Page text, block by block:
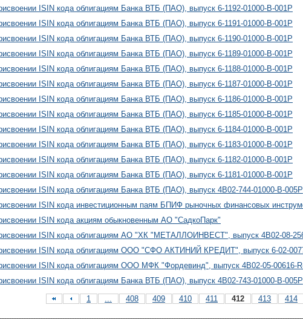
ISIN кода облигациям Банка ВТБ (ПАО), выпуск 6-1192-01000-B-001P
ISIN кода облигациям Банка ВТБ (ПАО), выпуск 6-1191-01000-B-001P
ISIN кода облигациям Банка ВТБ (ПАО), выпуск 6-1190-01000-B-001P
ISIN кода облигациям Банка ВТБ (ПАО), выпуск 6-1189-01000-B-001P
ISIN кода облигациям Банка ВТБ (ПАО), выпуск 6-1188-01000-B-001P
ISIN кода облигациям Банка ВТБ (ПАО), выпуск 6-1187-01000-B-001P
ISIN кода облигациям Банка ВТБ (ПАО), выпуск 6-1186-01000-B-001P
ISIN кода облигациям Банка ВТБ (ПАО), выпуск 6-1185-01000-B-001P
ISIN кода облигациям Банка ВТБ (ПАО), выпуск 6-1184-01000-B-001P
ISIN кода облигациям Банка ВТБ (ПАО), выпуск 6-1183-01000-B-001P
ISIN кода облигациям Банка ВТБ (ПАО), выпуск 6-1182-01000-B-001P
ISIN кода облигациям Банка ВТБ (ПАО), выпуск 6-1181-01000-B-001P
ISIN кода облигациям Банка ВТБ (ПАО), выпуск 4B02-744-01000-B-005P
ISIN кода инвестиционным паям БПИФ рыночных финансовых
ISIN кода акциям обыкновенным АО "СадкоПарк"
ISIN кода облигациям АО "ХК "МЕТАЛЛОИНВЕСТ", выпуск 4B02-08-
ISIN кода облигациям ООО "СФО АКТИНИЙ КРЕДИТ", выпуск 6-02-
ISIN кода облигациям ООО МФК "Фордевинд", выпуск 4B02-05-00616-
ISIN кода облигациям Банка ВТБ (ПАО), выпуск 4B02-743-01000-B-005P
1
... 408 409 410 411 412 413 414